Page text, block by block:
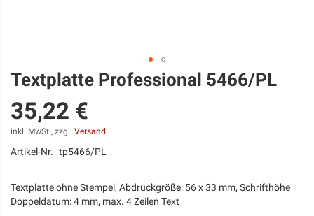
Zum
Anfang
der
Bildgalerie
springen
Textplatte Professional 5466/PL
35,22 €
inkl. MwSt., zzgl. Versand
Artikel-Nr. tp5466/PL
Textplatte ohne Stempel, Abdruckgröße: 56 x 33 mm, Schrifthöhe
Doppeldatum: 4 mm, max. 4 Zeilen Text